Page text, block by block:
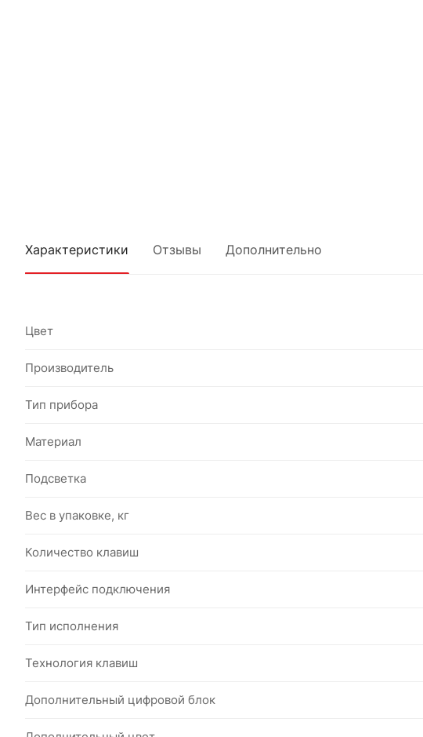
Характеристики Отзывы Дополнительно
Цвет
Производитель
Тип прибора
Материал
Подсветка
Вес в упаковке, кг
Количество клавиш
Интерфейс подключения
Тип исполнения
Технология клавиш
Дополнительный цифровой блок